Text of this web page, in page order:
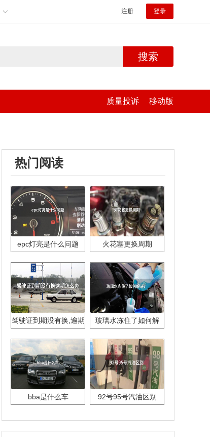
注册 登录
搜索
质量投诉 移动版
热门阅读
epc灯亮是什么问题 火花塞更换周期
驾驶证到期没有换,逾期
玻璃水冻住了如何解
bba是什么车 92号95号汽油区别